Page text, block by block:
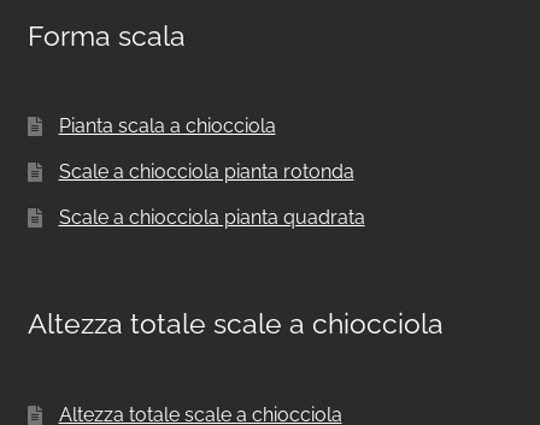
Forma scala
Pianta scala a chiocciola
Scale a chiocciola pianta rotonda
Scale a chiocciola pianta quadrata
Altezza totale scale a chiocciola
Altezza totale scale a chiocciola